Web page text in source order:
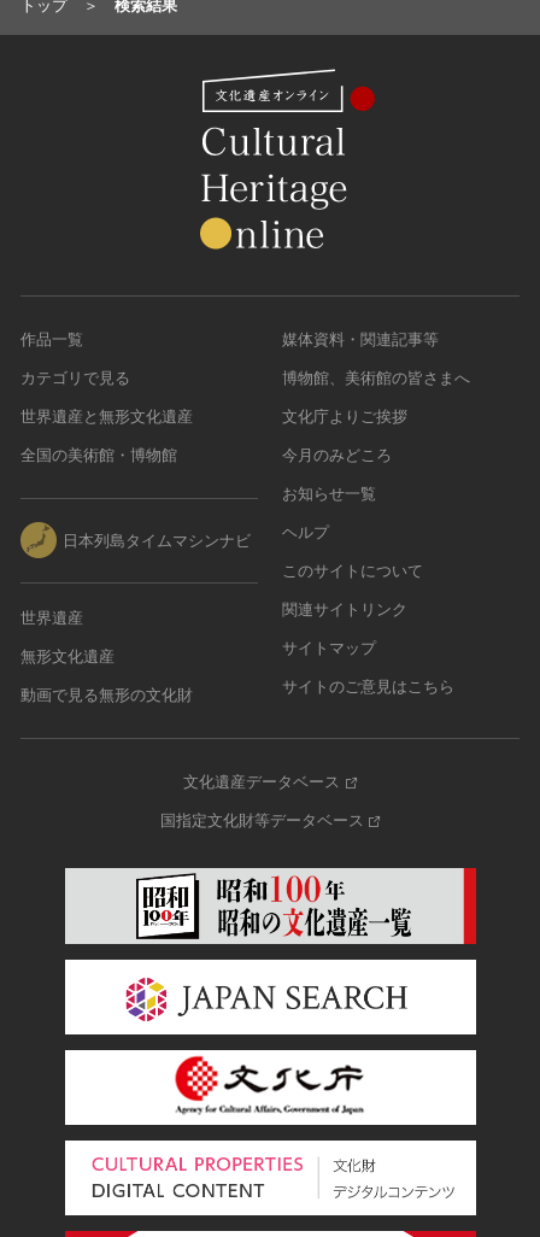
文化的景観
伝統芸能
工芸技術
民俗芸能
トップ 検索結果
作品一覧
カテゴリで見る
世界遺産と無形文化遺産
全国の美術館・博物館
日本列島タイムマシンナビ
世界遺産
無形文化遺産
動画で見る無形の文化財
媒体資料・関連記事等
博物館、美術館の皆さまへ
文化庁よりご挨拶
今月のみどころ
お知らせ一覧
ヘルプ
このサイトについて
関連サイトリンク
サイトマップ
サイトのご意見はこちら
文化遺産データベース
国指定文化財等データベース